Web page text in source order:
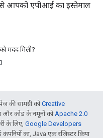
आपको एपीआई का इस्तेमाल
मदद मिली?
की सामग्री कोCreative
और कोड के नमूनों कोApache 2.0
के लिए, Google Developers
का, Java एक रजिस्टर किया